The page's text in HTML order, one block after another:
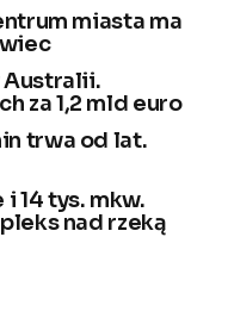
miasta ma
Australii.
za 1,2 mld euro
trwa od lat.
14 tys. mkw.
nad rzeką